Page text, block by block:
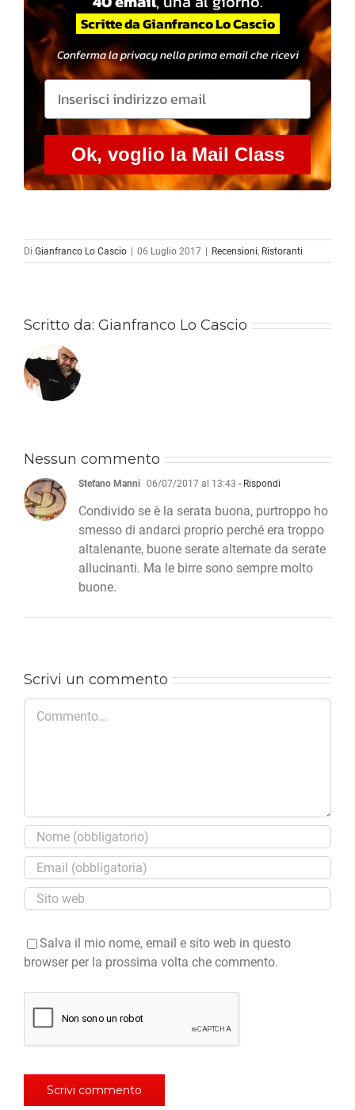
Scritte da Gianfranco Lo Cascio
Conferma la privacy nella prima email che ricevi
Ok, voglio la Mail Class
Di Gianfranco Lo Cascio | 06 Luglio 2017 | Recensioni, Ristoranti
Scritto da: Gianfranco Lo Cascio
Nessun commento
Stefano Manni 06/07/2017 al 13:43 - Rispondi
Condivido se è la serata buona, purtroppo ho
smesso di andarci proprio perché era troppo
altalenante, buone serate alternate da serate
allucinanti. Ma le birre sono sempre molto
buone.
Scrivi un commento
Commento
Salva il mio nome, email e sito web in questo
browser per la prossima volta che commento.